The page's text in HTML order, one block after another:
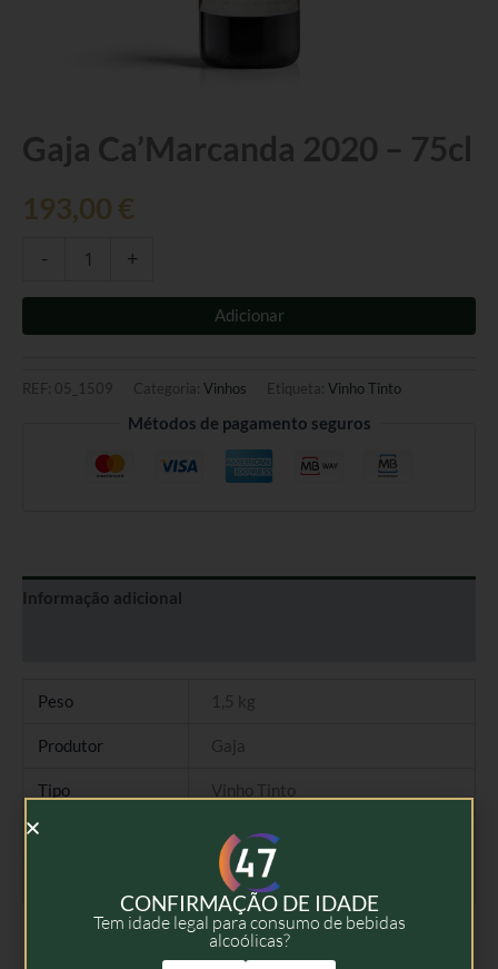
Gaja Ca’Marcanda 2020 – 75cl
193,00 €
-
Quantidade
de
Ca'Marcanda
+
Adicionar
REF: 05_1509 Categoria: Vinhos Etiqueta: Vinho Tinto
Métodos de pagamento seguros
Informação adicional
Peso 1,5 kg
Produtor Gaja
Tipo Vinho Tinto
Colheita 2020
75cl
CONFIRMAÇÃO DE IDADE
Tem idade legal para consumo de bebidas
alcoólicas?